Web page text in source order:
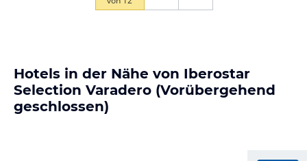
Hotels in der Nähe von Iberostar
Selection Varadero (Vorübergehend
geschlossen)